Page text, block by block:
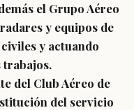
el Grupo Aéreo
y equipos de
y actuando
trabajos.
del Club Aéreo de
del servicio